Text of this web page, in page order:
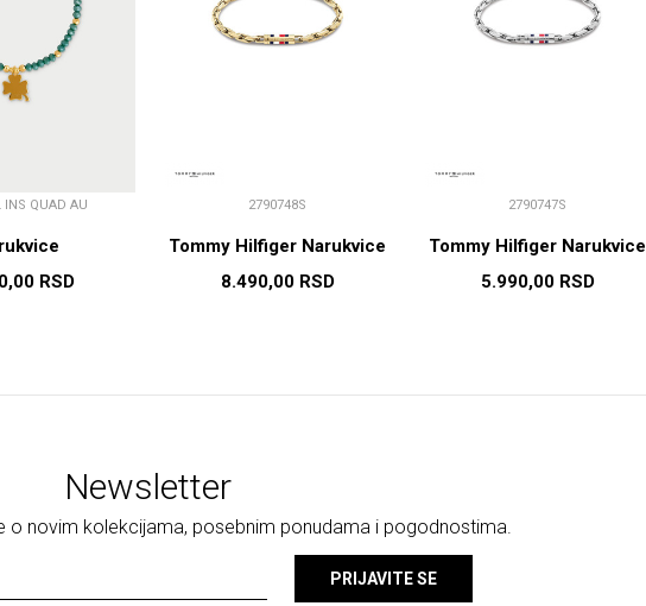
INS QUAD AU
RSD
2790748S
Tommy Hilfiger Narukvice
8.490,00 RSD
2790747S
Tommy Hilfiger Narukvice
5.990,00 RSD
Newsletter
o novim kolekcijama, posebnim ponudama i pogodnostima.
PRIJAVITE SE